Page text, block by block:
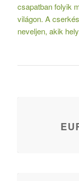
csapatban folyik
világon. A
neveljen, akik